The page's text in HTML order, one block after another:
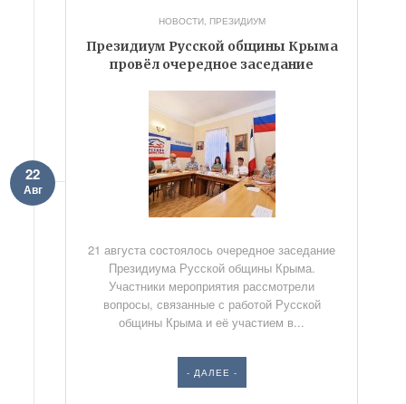
НОВОСТИ, ПРЕЗИДИУМ
Президиум Русской общины Крыма
провёл очередное заседание
22
Авг
21 августа состоялось очередное заседание
Президиума Русской общины Крыма.
Участники мероприятия рассмотрели
вопросы, связанные с работой Русской
общины Крыма и её участием в...
- ДАЛЕЕ -